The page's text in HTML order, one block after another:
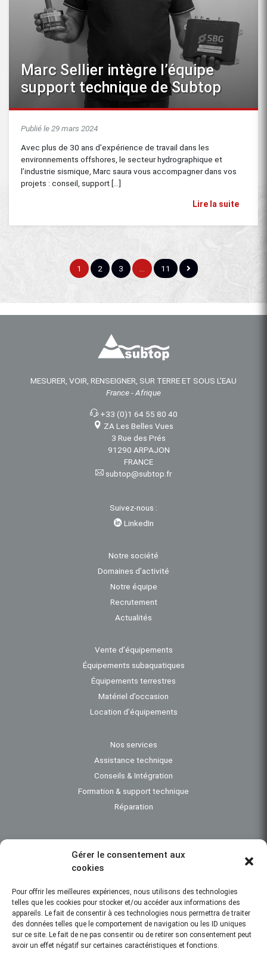
Gérer le consentement aux
cookies
Pour offrir les meilleures expériences, nous utilisons des technologies
telles que les cookies pour stocker et/ou accéder aux informations des
appareils. Le fait de consentir à ces technologies nous permettra de traiter
des données telles que le comportement de navigation ou les ID uniques
sur ce site. Le fait de ne pas consentir ou de retirer son consentement peut
avoir un effet négatif sur certaines caractéristiques et fonctions.
Marc Sellier intègre l’équipe
support technique de Subtop
Publié le 29 mars 2024
Avec plus de 30 ans d’expérience de travail dans les
environnements offshores, le secteur hydrographique et
l’industrie sismique, Marc saura vous accompagner dans vos
projets : conseil, support [...]
Lire la suite
1 2 3 11
MESURER, VOIR, RENSEIGNER, SUR TERRE ET SOUS L'EAU
France - Afrique
+33 (0)1 64 55 80 40
ZA Les Belles Vues
3 Rue des Prés
91290 ARPAJON
FRANCE
subtop@subtop.fr
Suivez-nous :
LinkedIn
Notre société
Domaines d’activité
Notre équipe
Recrutement
Actualités
Vente d’équipements
Équipements subaquatiques
Équipements terrestres
Matériel d’occasion
Location d’équipements
Nos services
Assistance technique
Conseils & Intégration
Formation & support technique
Réparation
Investigation subaquatique - Bathymétrie - Instrumentation océanographique -
subaquatique
Création : IDCOMWEB